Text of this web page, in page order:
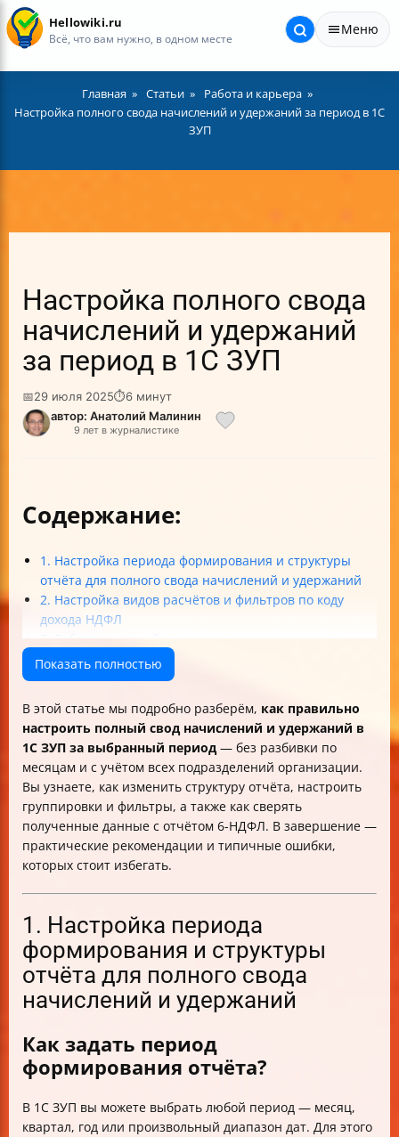
Hellowiki.ru
Всё, что вам нужно, в одном месте
Меню
Главная Статьи
Работа и карьера
Настройка полного свода начислений и удержаний за период в 1С
ЗУП
Настройка полного свода
начислений и удержаний
за период в 1С ЗУП
📅29 июля 2025⏱6 минут
автор: Анатолий Малинин
9 лет в журналистике
Содержание:
1. Настройка периода формирования и структуры
отчёта для полного свода начислений и удержаний
2. Настройка видов расчётов и фильтров по коду
дохода НДФЛ
3. Работа с настройками и сохранение варианта
отчёта
4. Анализ и сверка данных отчёта с отчетностью 6-
5. Практические рекомендации и распространённые
ошибки
Итог
Показать полностью
В этой статье мы подробно разберём, как правильно
настроить полный свод начислений и удержаний в
1С ЗУП за выбранный период — без разбивки по
месяцам и с учётом всех подразделений организации.
Вы узнаете, как изменить структуру отчёта, настроить
группировки и фильтры, а также как сверять
полученные данные с отчётом 6-НДФЛ. В завершение —
практические рекомендации и типичные ошибки,
которых стоит избегать.
1. Настройка периода
формирования и структуры
отчёта для полного свода
начислений и удержаний
Как задать период
формирования отчёта?
В 1С ЗУП вы можете выбрать любой период — месяц,
квартал, год или произвольный диапазон дат. Для этого